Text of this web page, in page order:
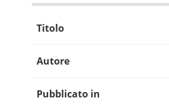
Titolo
Autore
Pubblicato in